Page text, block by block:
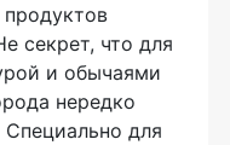
секрет, что для
и обычаями
нередко
Специально для